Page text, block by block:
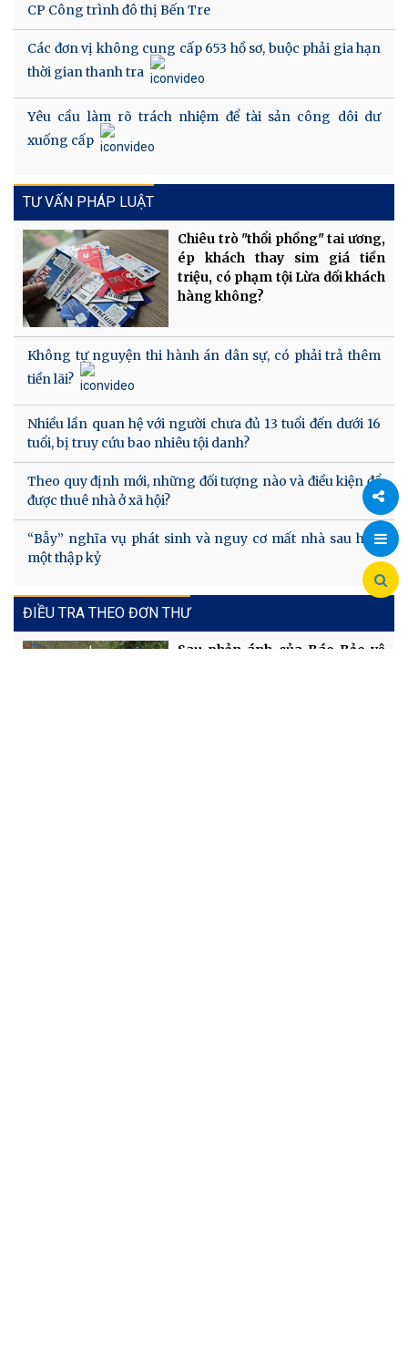
Chia
CP Công trình đô thị Bến Tre
Các đơn vị không cung cấp 653 hồ sơ, buộc phải gia hạn
thời gian thanh tra
Yêu cầu làm rõ trách nhiệm để tài sản công dôi dư
xuống cấp
TƯ VẤN PHÁP LUẬT
Chiêu trò "thổi phồng" tai ương,
ép khách thay sim giá tiền
triệu, có phạm tội Lừa dối khách
hàng không?
Không tự nguyện thi hành án dân sự, có phải trả thêm
tiền lãi?
Nhiều lần quan hệ với người chưa đủ 13 tuổi đến dưới 16
tuổi, bị truy cứu bao nhiêu tội danh?
Theo quy định mới, những đối tượng nào và điều kiện để
được thuê nhà ở xã hội?
“Bẫy” nghĩa vụ phát sinh và nguy cơ mất nhà sau hơn
một thập kỷ
ĐIỀU TRA THEO ĐƠN THƯ
Sau phản ánh của Báo Bảo vệ